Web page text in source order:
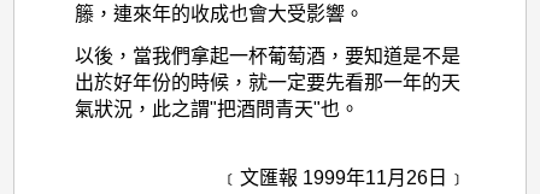
籐，連來年的收成也會大受影響。
以後，當我們拿起一杯葡萄酒，要知道是不是
出於好年份的時候，就一定要先看那一年的天
氣狀況，此之謂"把酒問青天"也。
﹝文匯報 1999年11月26日﹞